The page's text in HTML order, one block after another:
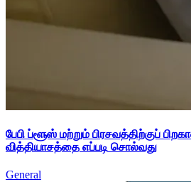
பேபி ப்ளூஸ் மற்றும் பிரசவத்திற்குப்
வித்தியாசத்தை எப்படி சொல்வது
General